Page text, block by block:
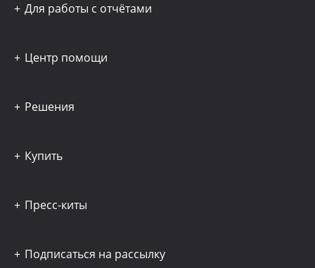
Для работы с отчётами
Центр помощи
Решения
Купить
Пресс-киты
Подписаться на рассылку